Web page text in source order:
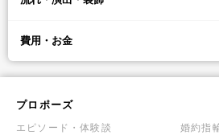
費用・お金
プロポーズ
エピソード・体験談
婚約指